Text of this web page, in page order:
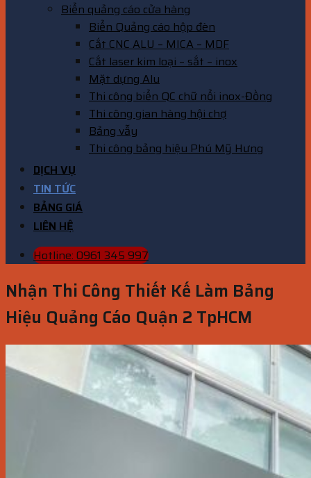
Biển quảng cáo cửa hàng
Biển Quảng cáo hộp đèn
Cắt CNC ALU – MICA – MDF
Cắt laser kim loại – sắt – inox
Mặt dựng Alu
Thi công biển QC chữ nổi inox-Đồng
Thi công gian hàng hội chợ
Bảng vẫy
Thi công bảng hiệu Phú Mỹ Hưng
DỊCH VỤ
TIN TỨC
BẢNG GIÁ
LIÊN HỆ
Hotline: 0961 345 997
Nhận Thi Công Thiết Kế Làm Bảng
Hiệu Quảng Cáo Quận 2 TpHCM